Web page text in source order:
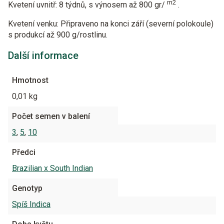
Kvetení uvnitř: 8 týdnů, s výnosem až 800 gr/ m2 .
Kvetení venku: Připraveno na konci září (severní polokoule)
s produkcí až 900 g/rostlinu.
Další informace
Hmotnost
0,01 kg
Počet semen v balení
3, 5, 10
Předci
Brazilian x South Indian
Genotyp
Spíš Indica